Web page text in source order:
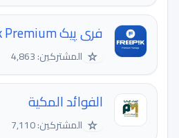
فری پیک Freepik Premium
☆ المشتركين: 4,863
الفوائد المكية
☆ المشتركين: 7,110